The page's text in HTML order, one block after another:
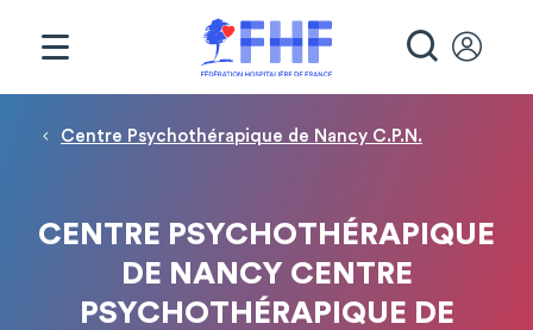
Fil d'Ariane
Centre Psychothérapique de Nancy C.P.N.
CENTRE PSYCHOTHÉRAPIQUE
DE NANCY CENTRE
PSYCHOTHÉRAPIQUE DE
Panneau de gestion des cookies